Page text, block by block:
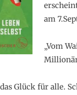
am
„Vom
Glück für alle.